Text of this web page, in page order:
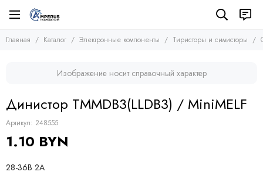
Электронные компоненты
Транзисторы
Тиристоры и симисторы
Тиристоры и симисторы
Модули
Резисторы
Главная Каталог Электронные компоненты Тиристоры и симисторы
Изображение носит справочный характер
Динистор TMMDB3(LLDB3) / MiniMELF
Артикул: 248555
1.10 BYN
28-36В 2А